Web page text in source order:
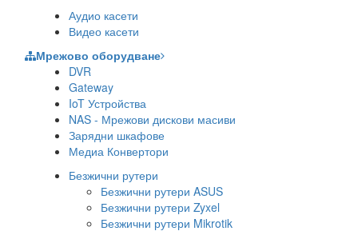
Аудио касети
Видео касети
Мрежово оборудване
DVR
Gateway
IoT Устройства
NAS - Мрежови дискови масиви
Зарядни шкафове
Медиа Конвертори
Безжични рутери
Безжични рутери ASUS
Безжични рутери Zyxel
Безжични рутери Mikrotik